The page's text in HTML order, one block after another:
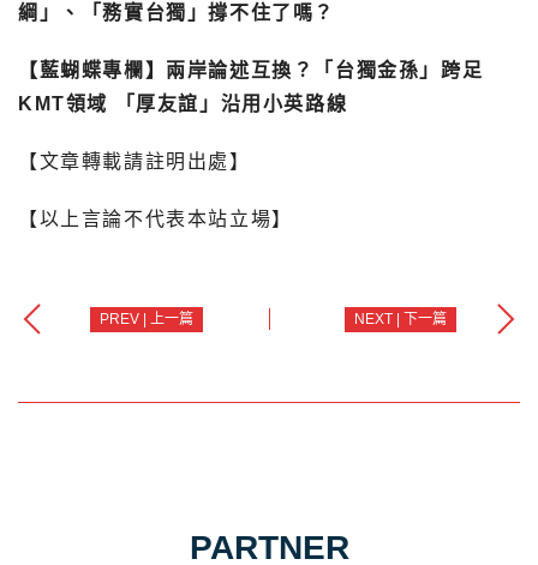
綱」、「務實台獨」撐不住了嗎？
【藍蝴蝶專欄】兩岸論述互換？「台獨金孫」跨足
KMT領域 「厚友誼」沿用小英路線
【文章轉載請註明出處】
【以上言論不代表本站立場】
PREV | 上一篇 NEXT | 下一篇
PARTNER